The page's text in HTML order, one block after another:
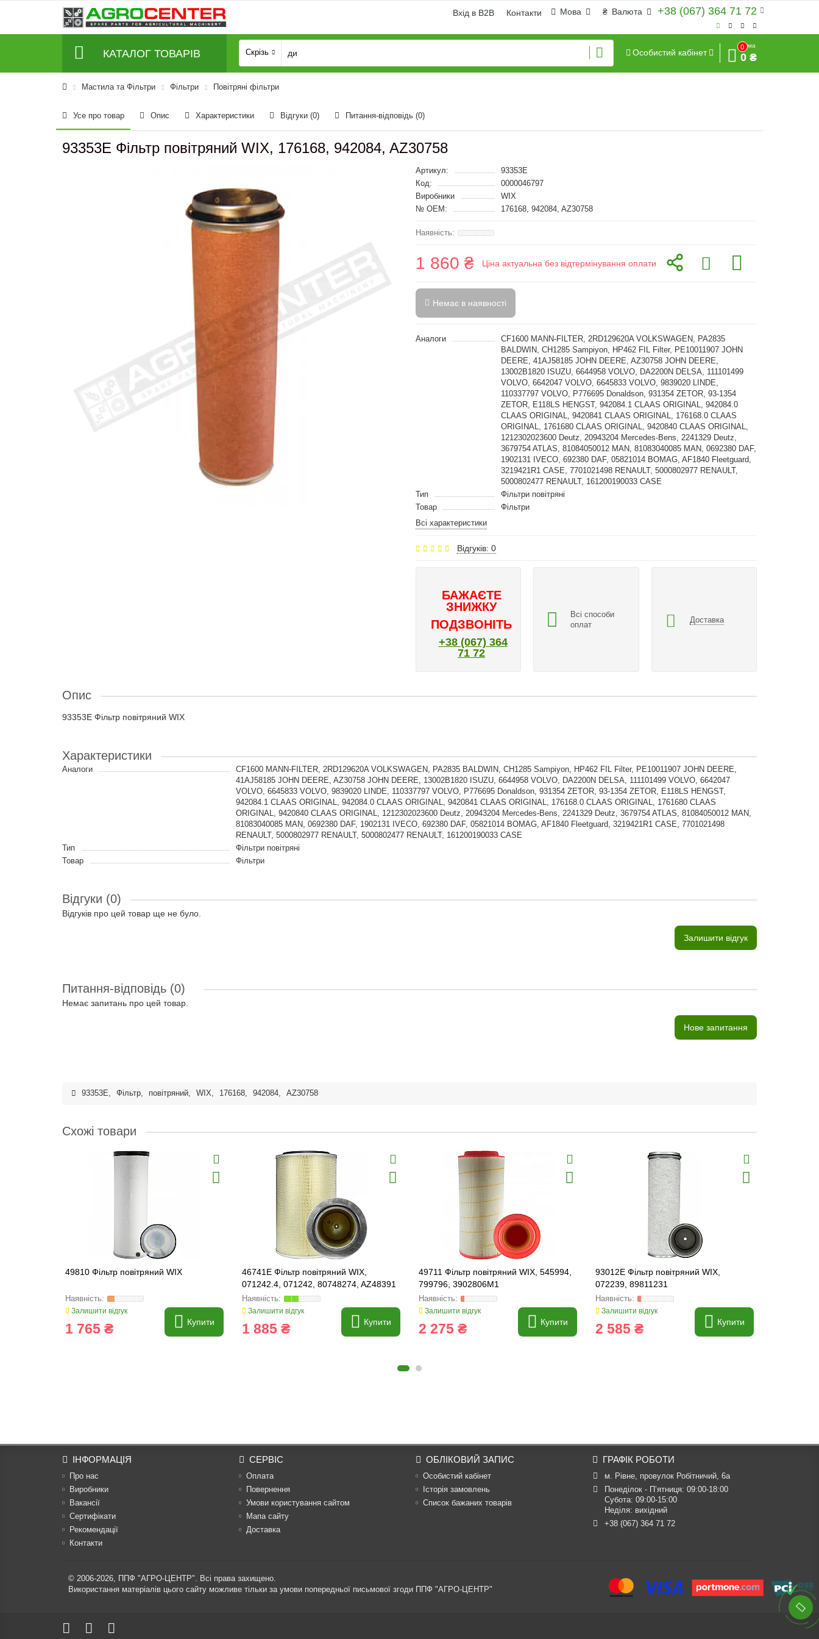
+38 (067) 364 71 72
₴ Валюта
Мова
Вхід в B2B Контакти
КАТАЛОГ ТОВАРІВ Скрізь Особистий кабінет
0
Сума
0 ₴
Мастила та Фільтри Фільтри Повітряні фільтри
Усе про товар Опис Характеристики Відгуки (0) Питання-відповідь (0)
93353E Фільтр повітряний WIX, 176168, 942084, AZ30758
Артикул:
93353E
Код:
0000046797
Виробники
WIX
№ OEM:
176168, 942084, AZ30758
1 860 ₴ Ціна актуальна без відтермінування оплати
Немає в наявності
Аналоги
CF1600 MANN-FILTER, 2RD129620A VOLKSWAGEN, PA2835
BALDWIN, CH1285 Sampiyon, HP462 FIL Filter, PE10011907 JOHN
DEERE, 41AJ58185 JOHN DEERE, AZ30758 JOHN DEERE,
13002B1820 ISUZU, 6644958 VOLVO, DA2200N DELSA, 111101499
VOLVO, 6642047 VOLVO, 6645833 VOLVO, 9839020 LINDE,
110337797 VOLVO, P776695 Donaldson, 931354 ZETOR, 93-1354
ZETOR, E118LS HENGST, 942084.1 CLAAS ORIGINAL, 942084.0
CLAAS ORIGINAL, 9420841 CLAAS ORIGINAL, 176168.0 CLAAS
ORIGINAL, 1761680 CLAAS ORIGINAL, 9420840 CLAAS ORIGINAL,
1212302023600 Deutz, 20943204 Mercedes-Bens, 2241329 Deutz,
3679754 ATLAS, 81084050012 MAN, 81083040085 MAN, 0692380 DAF,
1902131 IVECO, 692380 DAF, 05821014 BOMAG, AF1840 Fleetguard,
3219421R1 CASE, 7701021498 RENAULT, 5000802977 RENAULT,
5000802477 RENAULT, 161200190033 CASE
Тип
Фільтри повітряні
Товар
Фільтри
Всі характеристики
Відгуків: 0
БАЖАЄТЕ
ЗНИЖКУ
ПОДЗВОНІТЬ
+38 (067) 364
71 72
Всі способи
оплат
Доставка
Опис
93353E Фільтр повітряний WIX
Характеристики
Аналоги
CF1600 MANN-FILTER, 2RD129620A VOLKSWAGEN, PA2835 BALDWIN, CH1285 Sampiyon, HP462 FIL Filter, PE10011907 JOHN DEERE,
41AJ58185 JOHN DEERE, AZ30758 JOHN DEERE, 13002B1820 ISUZU, 6644958 VOLVO, DA2200N DELSA, 111101499 VOLVO, 6642047
VOLVO, 6645833 VOLVO, 9839020 LINDE, 110337797 VOLVO, P776695 Donaldson, 931354 ZETOR, 93-1354 ZETOR, E118LS HENGST,
942084.1 CLAAS ORIGINAL, 942084.0 CLAAS ORIGINAL, 9420841 CLAAS ORIGINAL, 176168.0 CLAAS ORIGINAL, 1761680 CLAAS
ORIGINAL, 9420840 CLAAS ORIGINAL, 1212302023600 Deutz, 20943204 Mercedes-Bens, 2241329 Deutz, 3679754 ATLAS, 81084050012 MAN,
81083040085 MAN, 0692380 DAF, 1902131 IVECO, 692380 DAF, 05821014 BOMAG, AF1840 Fleetguard, 3219421R1 CASE, 7701021498
RENAULT, 5000802977 RENAULT, 5000802477 RENAULT, 161200190033 CASE
Тип
Фільтри повітряні
Товар
Фільтри
Відгуки (0)
Відгуків про цей товар ще не було.
Залишити відгук
Питання-відповідь (0)
Немає запитань про цей товар.
Нове запитання
93353E, Фільтр, повітряний, WIX, 176168, 942084, AZ30758
Схожі товари
49810 Фільтр повітряний WIX
Залишити відгук
1 765 ₴ Купити
46741E Фільтр повітряний WIX,
071242.4, 071242, 80748274, AZ48391
Залишити відгук
1 885 ₴ Купити
49711 Фільтр повітряний WIX, 545994,
799796, 3902806M1
Залишити відгук
2 275 ₴ Купити
93012E Фільтр повітряний WIX,
072239, 89811231
Залишити відгук
2 585 ₴ Купити
ІНФОРМАЦІЯ
Про нас
Виробники
Вакансії
Сертифікати
Рекомендації
Контакти
СЕРВІС
Оплата
Повернення
Умови користування сайтом
Мапа сайту
Доставка
ОБЛІКОВИЙ ЗАПИС
Особистий кабінет
Історія замовлень
Список бажаних товарів
ГРАФІК РОБОТИ
м. Рівне, провулок Робітничий, 6а
Понеділок - П’ятниця: 09:00-18:00
Субота: 09:00-15:00
Неділя: вихідний
+38 (067) 364 71 72
© 2006-2026, ППФ "АГРО-ЦЕНТР". Всі права захищено.
Використання матеріалів цього сайту можливе тільки за умови попередньої письмової згоди ППФ "АГРО-ЦЕНТР"